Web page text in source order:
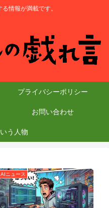
情報が満載です。
プライバシーポリシー
お問い合わせ
う人物
AIニュース